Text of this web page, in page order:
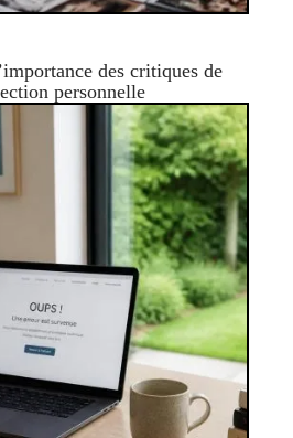
des critiques de
personnelle